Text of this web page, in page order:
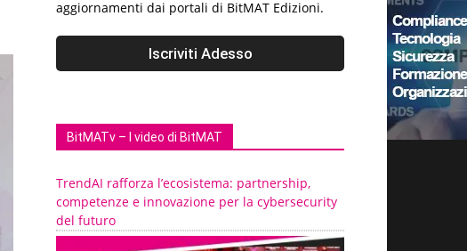
aggiornamenti dai portali di BitMAT Edizioni.
BitMATv – I video di BitMAT
TrendAI rafforza l’ecosistema: partnership,
competenze e innovazione per la cybersecurity
del futuro